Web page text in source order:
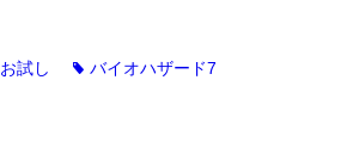
お試し tagバイオハザード7